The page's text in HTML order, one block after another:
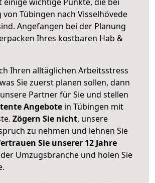
Tübingen nach Visselhövede
Angefangen bei der Planung
Ihres kostbaren Hab &
Ihren alltäglichen Arbeitsstress
Sie zuerst planen sollen, dann
Partner für Sie und stellen
Angebote in Tübingen mit
Zögern Sie nicht, unsere
zu nehmen und lehnen Sie
Sie unserer 12 Jahre
Umzugsbranche und holen Sie